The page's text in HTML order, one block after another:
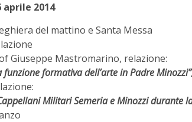
aprile 2014
del mattino e Santa Messa
Giuseppe Mastromarino, relazione:
formativa dell’arte in Padre Minozzi”,
Militari Semeria e Minozzi durante la